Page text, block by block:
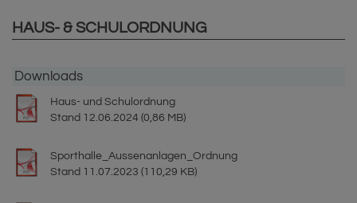
HAUS- & SCHULORDNUNG
Downloads
Haus- und Schulordnung
Stand 12.06.2024 (0,86 MB)
Sporthalle_Aussenanlagen_Ordnung
Stand 11.07.2023 (110,29 KB)